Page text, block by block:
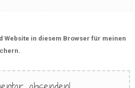
Website in diesem Browser für meinen